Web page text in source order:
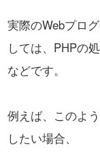
実際のWebプロ
しては、 PHPの
などです。
例えば、このよ
したい場合、